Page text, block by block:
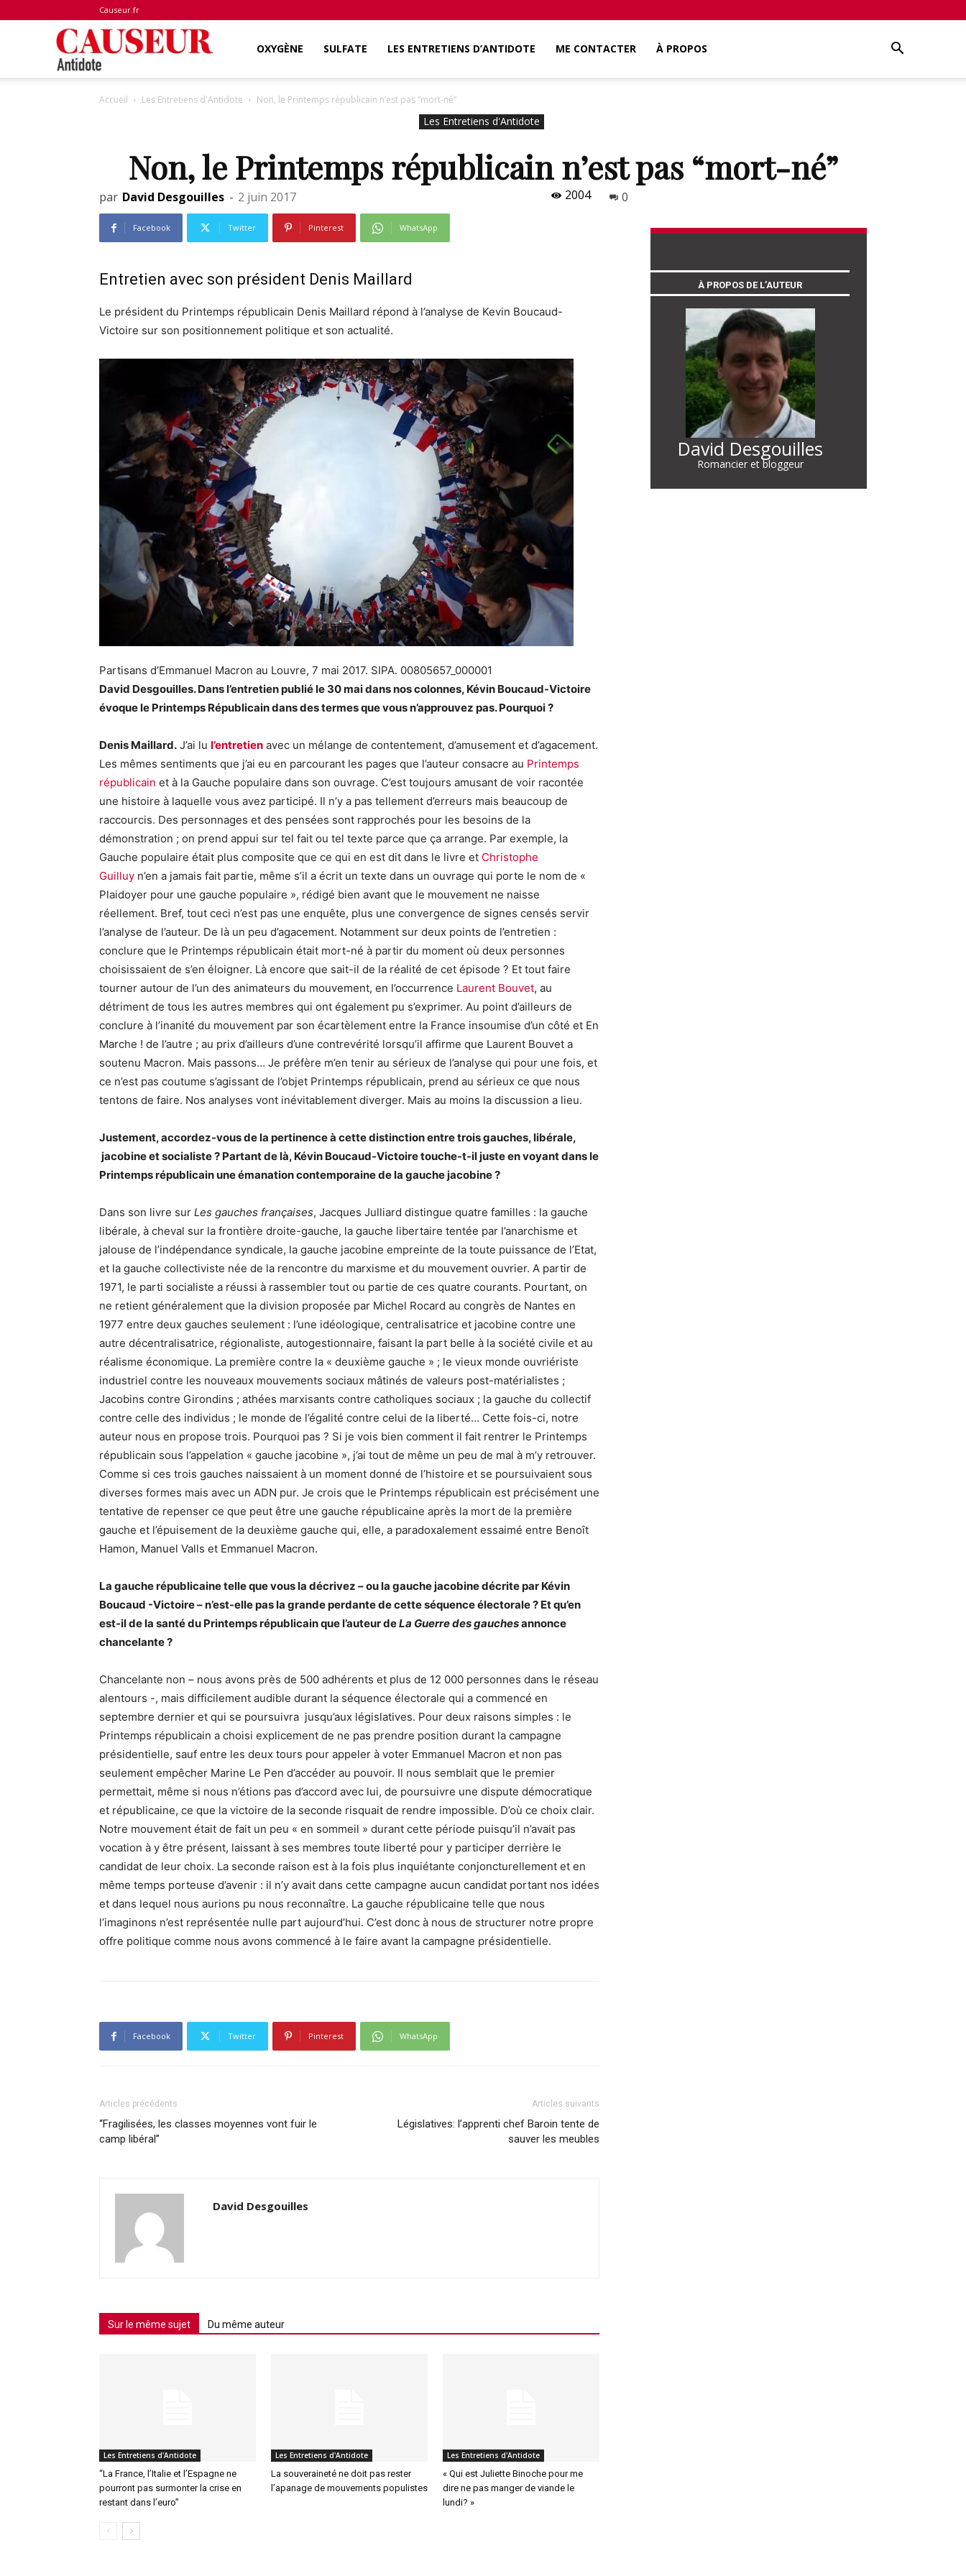
Causeur.fr
OXYGÈNE SULFATE LES ENTRETIENS D’ANTIDOTE ME CONTACTER À PROPOS
Accueil Les Entretiens d'Antidote Non, le Printemps républicain n’est pas “mort-né”
Les Entretiens d'Antidote
Non, le Printemps républicain n’est pas “mort-né”
par David Desgouilles - 2 juin 2017 2004 0
Facebook Twitter Pinterest WhatsApp
Entretien avec son président Denis Maillard
Le président du Printemps républicain Denis Maillard répond à l’analyse de Kevin Boucaud-
Victoire sur son positionnement politique et son actualité.
Partisans d’Emmanuel Macron au Louvre, 7 mai 2017. SIPA. 00805657_000001
David Desgouilles. Dans l’entretien publié le 30 mai dans nos colonnes, Kévin Boucaud-Victoire
évoque le Printemps Républicain dans des termes que vous n’approuvez pas. Pourquoi ?
Denis Maillard. J’ai lu l’entretien avec un mélange de contentement, d’amusement et d’agacement.
Les mêmes sentiments que j’ai eu en parcourant les pages que l’auteur consacre au Printemps
républicain et à la Gauche populaire dans son ouvrage. C’est toujours amusant de voir racontée
une histoire à laquelle vous avez participé. Il n’y a pas tellement d’erreurs mais beaucoup de
raccourcis. Des personnages et des pensées sont rapprochés pour les besoins de la
démonstration ; on prend appui sur tel fait ou tel texte parce que ça arrange. Par exemple, la
Gauche populaire était plus composite que ce qui en est dit dans le livre et Christophe
Guilluy n’en a jamais fait partie, même s’il a écrit un texte dans un ouvrage qui porte le nom de «
Plaidoyer pour une gauche populaire », rédigé bien avant que le mouvement ne naisse
réellement. Bref, tout ceci n’est pas une enquête, plus une convergence de signes censés servir
l’analyse de l’auteur. De là un peu d’agacement. Notamment sur deux points de l’entretien :
conclure que le Printemps républicain était mort-né à partir du moment où deux personnes
choisissaient de s’en éloigner. Là encore que sait-il de la réalité de cet épisode ? Et tout faire
tourner autour de l’un des animateurs du mouvement, en l’occurrence Laurent Bouvet, au
détriment de tous les autres membres qui ont également pu s’exprimer. Au point d’ailleurs de
conclure à l’inanité du mouvement par son écartèlement entre la France insoumise d’un côté et En
Marche ! de l’autre ; au prix d’ailleurs d’une contrevérité lorsqu’il affirme que Laurent Bouvet a
soutenu Macron. Mais passons… Je préfère m’en tenir au sérieux de l’analyse qui pour une fois, et
ce n’est pas coutume s’agissant de l’objet Printemps républicain, prend au sérieux ce que nous
tentons de faire. Nos analyses vont inévitablement diverger. Mais au moins la discussion a lieu.
Justement, accordez-vous de la pertinence à cette distinction entre trois gauches, libérale,
jacobine et socialiste ? Partant de là, Kévin Boucaud-Victoire touche-t-il juste en voyant dans le
Printemps républicain une émanation contemporaine de la gauche jacobine ?
Dans son livre sur Les gauches françaises, Jacques Julliard distingue quatre familles : la gauche
libérale, à cheval sur la frontière droite-gauche, la gauche libertaire tentée par l’anarchisme et
jalouse de l’indépendance syndicale, la gauche jacobine empreinte de la toute puissance de l’Etat,
et la gauche collectiviste née de la rencontre du marxisme et du mouvement ouvrier. A partir de
1971, le parti socialiste a réussi à rassembler tout ou partie de ces quatre courants. Pourtant, on
ne retient généralement que la division proposée par Michel Rocard au congrès de Nantes en
1977 entre deux gauches seulement : l’une idéologique, centralisatrice et jacobine contre une
autre décentralisatrice, régionaliste, autogestionnaire, faisant la part belle à la société civile et au
réalisme économique. La première contre la « deuxième gauche » ; le vieux monde ouvriériste
industriel contre les nouveaux mouvements sociaux mâtinés de valeurs post-matérialistes ;
Jacobins contre Girondins ; athées marxisants contre catholiques sociaux ; la gauche du collectif
contre celle des individus ; le monde de l’égalité contre celui de la liberté… Cette fois-ci, notre
auteur nous en propose trois. Pourquoi pas ? Si je vois bien comment il fait rentrer le Printemps
républicain sous l’appelation « gauche jacobine », j’ai tout de même un peu de mal à m’y retrouver.
Comme si ces trois gauches naissaient à un moment donné de l’histoire et se poursuivaient sous
diverses formes mais avec un ADN pur. Je crois que le Printemps républicain est précisément une
tentative de repenser ce que peut être une gauche républicaine après la mort de la première
gauche et l’épuisement de la deuxième gauche qui, elle, a paradoxalement essaimé entre Benoît
Hamon, Manuel Valls et Emmanuel Macron.
La gauche républicaine telle que vous la décrivez – ou la gauche jacobine décrite par Kévin
Boucaud -Victoire – n’est-elle pas la grande perdante de cette séquence électorale ? Et qu’en
est-il de la santé du Printemps républicain que l’auteur deLa Guerre des gauchesannonce
chancelante ?
Chancelante non – nous avons près de 500 adhérents et plus de 12 000 personnes dans le réseau
alentours -, mais difficilement audible durant la séquence électorale qui a commencé en
septembre dernier et qui se poursuivra jusqu’aux législatives. Pour deux raisons simples : le
Printemps républicain a choisi explicement de ne pas prendre position durant la campagne
présidentielle, sauf entre les deux tours pour appeler à voter Emmanuel Macron et non pas
seulement empêcher Marine Le Pen d’accéder au pouvoir. Il nous semblait que le premier
permettait, même si nous n’étions pas d’accord avec lui, de poursuivre une dispute démocratique
et républicaine, ce que la victoire de la seconde risquait de rendre impossible. D’où ce choix clair.
Notre mouvement était de fait un peu « en sommeil » durant cette période puisqu’il n’avait pas
vocation à y être présent, laissant à ses membres toute liberté pour y participer derrière le
candidat de leur choix. La seconde raison est à la fois plus inquiétante conjoncturellement et en
même temps porteuse d’avenir : il n’y avait dans cette campagne aucun candidat portant nos idées
et dans lequel nous aurions pu nous reconnaître. La gauche républicaine telle que nous
l’imaginons n’est représentée nulle part aujourd’hui. C’est donc à nous de structurer notre propre
offre politique comme nous avons commencé à le faire avant la campagne présidentielle.
Facebook Twitter Pinterest WhatsApp
Articles précédents
“Fragilisées, les classes moyennes vont fuir le
camp libéral”
Articles suivants
Législatives: l’apprenti chef Baroin tente de
sauver les meubles
David Desgouilles
Sur le même sujet Du même auteur
Les Entretiens d'Antidote
“La France, l’Italie et l’Espagne ne
pourront pas surmonter la crise en
restant dans l’euro”
Les Entretiens d'Antidote
La souveraineté ne doit pas rester
l’apanage de mouvements populistes
Les Entretiens d'Antidote
« Qui est Juliette Binoche pour me
dire ne pas manger de viande le
lundi? »
À PROPOS DE L’AUTEUR
David Desgouilles
Romancier et bloggeur